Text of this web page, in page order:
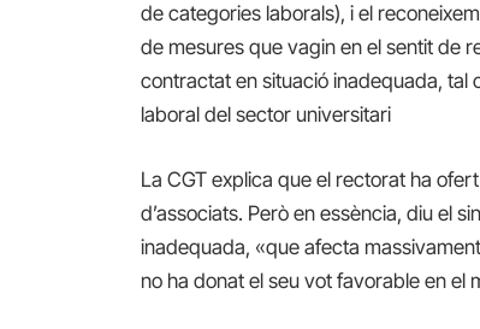
de categories laborals), i el
de mesures que vagin en el sentit de
contractat en situació inadequada, tal
laboral del sector universitari
La CGT explica que el rectorat ha
d’associats. Però en essència, diu el
inadequada, «que afecta
no ha donat el seu vot favorable en el